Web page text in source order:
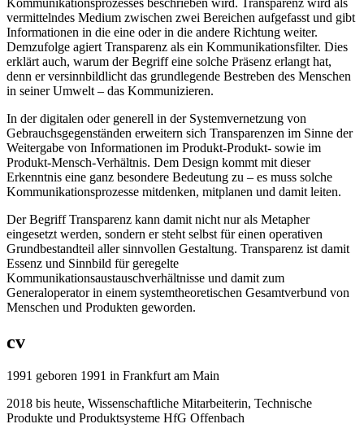
vermittelndes Medium zwischen zwei Bereichen aufgefasst und gibt
Informationen in die eine oder in die andere Richtung weiter.
Demzufolge agiert Transparenz als ein Kommunikationsfilter. Dies
erklärt auch, warum der Begriff eine solche Präsenz erlangt hat,
denn er versinnbildlicht das grundlegende Bestreben des Menschen
in seiner Umwelt – das Kommunizieren.
In der digitalen oder generell in der Systemvernetzung von
Gebrauchsgegenständen erweitern sich Transparenzen im Sinne der
Weitergabe von Informationen im Produkt-Produkt- sowie im
Produkt-Mensch-Verhältnis. Dem Design kommt mit dieser
Erkenntnis eine ganz besondere Bedeutung zu – es muss solche
Kommunikationsprozesse mitdenken, mitplanen und damit leiten.
Der Begriff Transparenz kann damit nicht nur als Metapher
eingesetzt werden, sondern er steht selbst für einen operativen
Grundbestandteil aller sinnvollen Gestaltung. Transparenz ist damit
Essenz und Sinnbild für geregelte
Kommunikationsaustauschverhältnisse und damit zum
Generaloperator in einem systemtheoretischen Gesamtverbund von
Menschen und Produkten geworden.
cv
1991 geboren 1991 in Frankfurt am Main
2018 bis heute, Wissenschaftliche Mitarbeiterin, Technische
Produkte und Produktsysteme HfG Offenbach